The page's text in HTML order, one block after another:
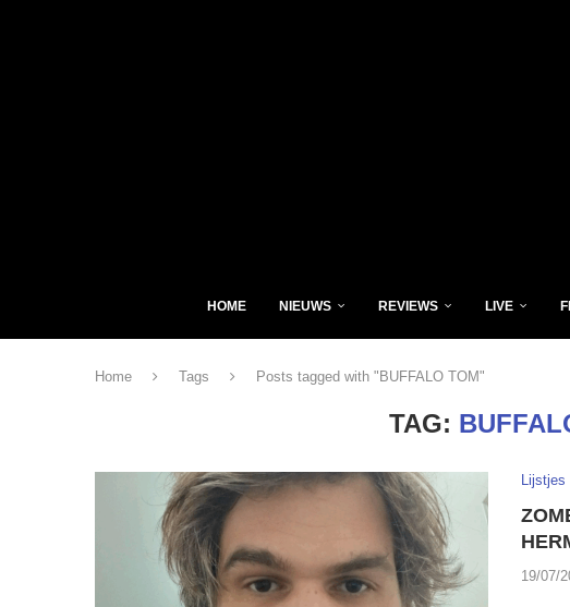
HOME NIEUWS REVIEWS LIVE
Home Tags Posts tagged with "BUFFALO TOM"
TAG:
Lijstjes
19/07/